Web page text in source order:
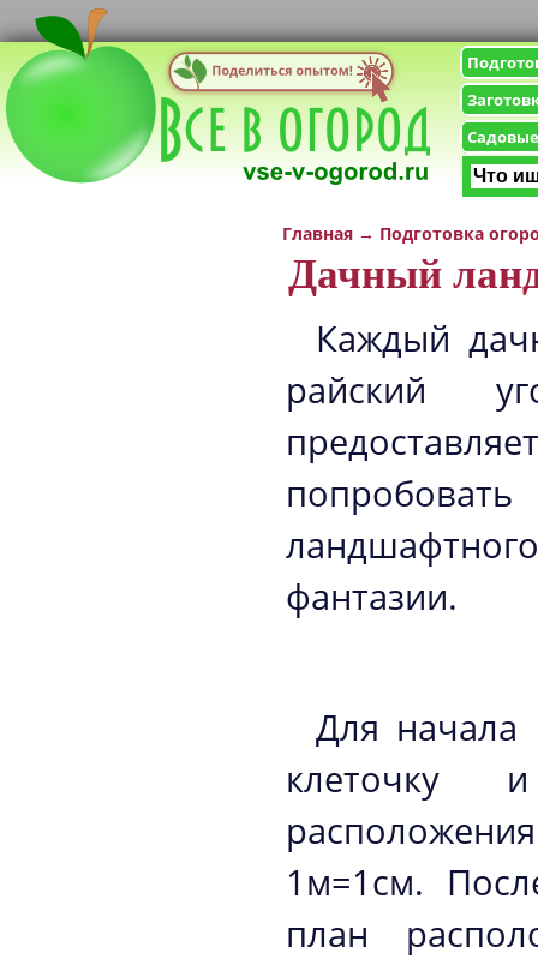
Главная → Подготовка
Дачный
Каждый
райский
фантазии.
Для начала
клеточку
1м=1см.
план